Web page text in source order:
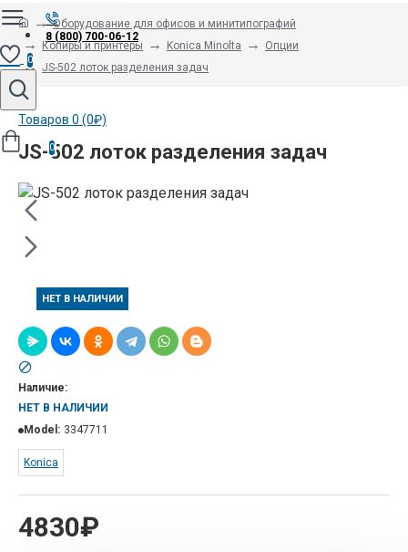
8 (800) 700-06-12
0
Товаров 0 (0₽)
0
Оборудование для офисов и минитипографий
Копиры и принтеры
Konica Minolta
Опции
JS-502 лоток разделения задач
JS-502 лоток разделения задач
НЕТ В НАЛИЧИИ
4830₽
Наличие:
НЕТ В НАЛИЧИИ
Model: 3347711
Konica